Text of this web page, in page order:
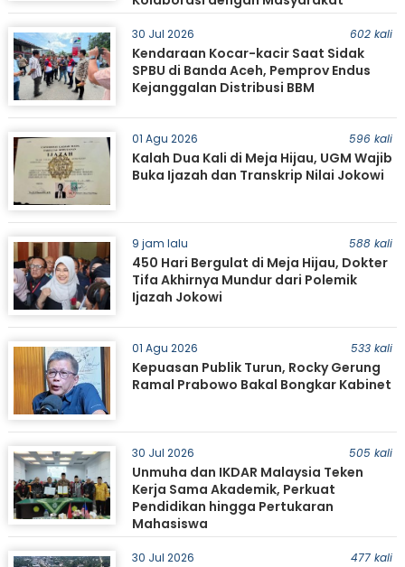
30 Jul 2026 602 kali
Kendaraan Kocar-kacir Saat Sidak
SPBU di Banda Aceh, Pemprov Endus
Kejanggalan Distribusi BBM
01 Agu 2026 596 kali
Kalah Dua Kali di Meja Hijau, UGM Wajib
Buka Ijazah dan Transkrip Nilai Jokowi
9 jam lalu 588 kali
450 Hari Bergulat di Meja Hijau, Dokter
Tifa Akhirnya Mundur dari Polemik
Ijazah Jokowi
01 Agu 2026 533 kali
Kepuasan Publik Turun, Rocky Gerung
Ramal Prabowo Bakal Bongkar Kabinet
30 Jul 2026 505 kali
Unmuha dan IKDAR Malaysia Teken
Kerja Sama Akademik, Perkuat
Pendidikan hingga Pertukaran
Mahasiswa
30 Jul 2026 477 kali